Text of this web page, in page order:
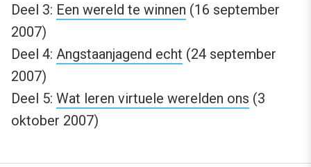
Deel 3: Een wereld te winnen (16 september
2007)
Deel 4: Angstaanjagend echt (24 september
2007)
Deel 5: Wat leren virtuele werelden ons (3
oktober 2007)